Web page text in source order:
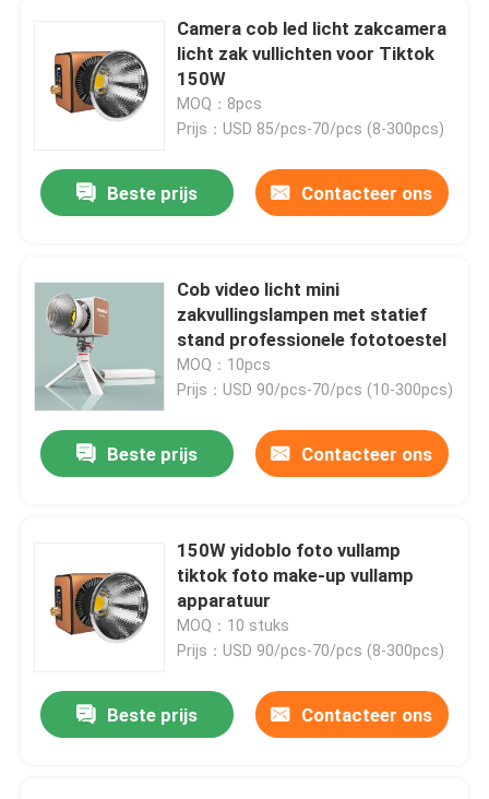
Camera cob led licht zakcamera
licht zak vullichten voor Tiktok
150W
MOQ：8pcs
Prijs：USD 85/pcs-70/pcs (8-300pcs)
Beste prijs Contacteer ons
Cob video licht mini
zakvullingslampen met statief
stand professionele fototoestel
MOQ：10pcs
Prijs：USD 90/pcs-70/pcs (10-300pcs)
Beste prijs Contacteer ons
150W yidoblo foto vullamp
tiktok foto make-up vullamp
apparatuur
MOQ：10 stuks
Prijs：USD 90/pcs-70/pcs (8-300pcs)
Beste prijs Contacteer ons